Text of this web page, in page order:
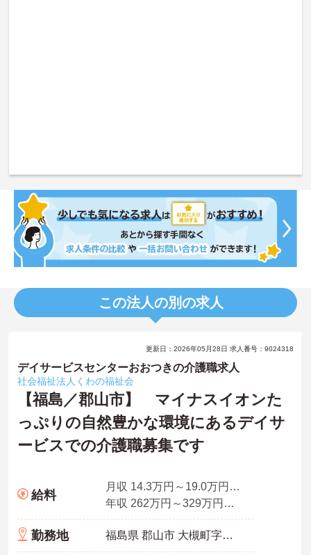
この法人の別の求人
更新日：2026年05月28日 求人番号：9024318
デイサービスセンターおおつきの介護職求人
社会福祉法人くわの福祉会
【福島／郡山市】 マイナスイオンた
っぷりの自然豊かな環境にあるデイサ
ービスでの介護職募集です
給料
月収 14.3万円～19.0万円程度 諸手当込み
年収 262万円～329万円程度 諸手当込み
勤務地 福島県 郡山市 大槻町字西勝ノ木5番地１